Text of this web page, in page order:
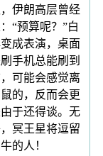
伊朗高层曾经
“预算呢？”白
成表演，桌面
手机总能刷到
可能会感觉离
的，反而会更
于还得谈。无
冥王星将逗留
的人！